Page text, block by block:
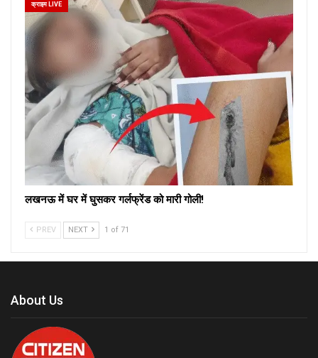
क्राइम LIVE
लखनऊ में घर में घुसकर गर्लफ्रेंड को मारी गोली!
PREV NEXT 1 of 71
About Us